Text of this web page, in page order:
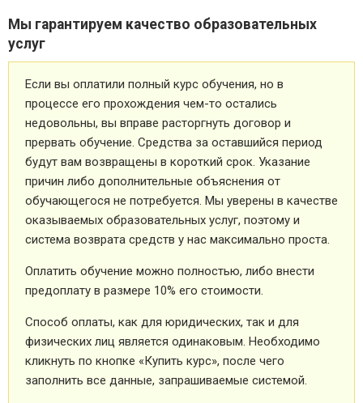
Мы гарантируем качество образовательных
услуг
Если вы оплатили полный курс обучения, но в
процессе его прохождения чем-то остались
недовольны, вы вправе расторгнуть договор и
прервать обучение. Средства за оставшийся период
будут вам возвращены в короткий срок. Указание
причин либо дополнительные объяснения от
обучающегося не потребуется. Мы уверены в качестве
оказываемых образовательных услуг, поэтому и
система возврата средств у нас максимально проста.
Оплатить обучение можно полностью, либо внести
предоплату в размере 10% его стоимости.
Способ оплаты, как для юридических, так и для
физических лиц является одинаковым. Необходимо
кликнуть по кнопке «Купить курс», после чего
заполнить все данные, запрашиваемые системой.